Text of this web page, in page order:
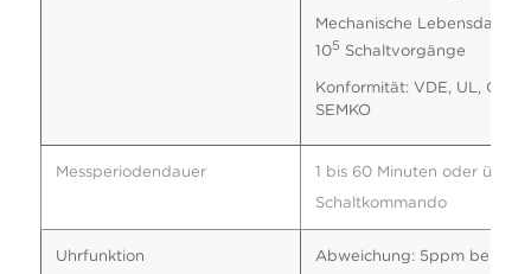
Mechanische Lebensdauer:
105 Schaltvorgänge
Konformität: VDE, UL, CSA,
SEMKO
Messperiodendauer
1 bis 60 Minuten oder über
Schaltkommando
Uhrfunktion
Abweichung: 5ppm bei